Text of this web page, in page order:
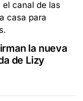
la nueva
de Lizy